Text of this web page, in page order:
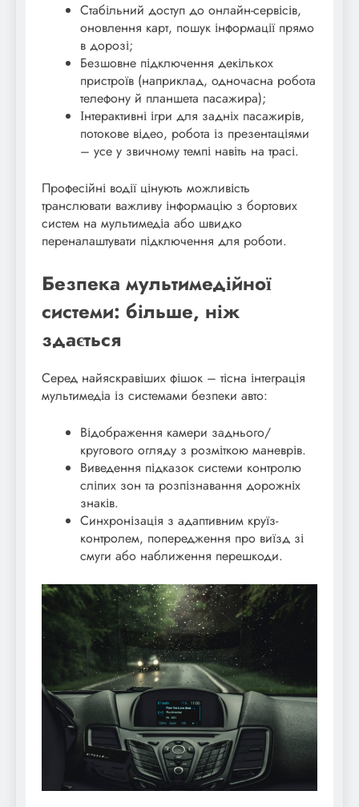
Стабільний доступ до онлайн-сервісів,
оновлення карт, пошук інформації прямо
в дорозі;
Безшовне підключення декількох
пристроїв (наприклад, одночасна робота
телефону й планшета пасажира);
Інтерактивні ігри для задніх пасажирів,
потокове відео, робота із презентаціями
– усе у звичному темпі навіть на трасі.
Професійні водії цінують можливість
транслювати важливу інформацію з бортових
систем на мультимедіа або швидко
переналаштувати підключення для роботи.
Безпека мультимедійної
системи: більше, ніж
здається
Серед найяскравіших фішок – тісна інтеграція
мультимедіа із системами безпеки авто:
Відображення камери заднього/
кругового огляду з розміткою маневрів.
Виведення підказок системи контролю
сліпих зон та розпізнавання дорожніх
знаків.
Синхронізація з адаптивним круїз-
контролем, попередження про виїзд зі
смуги або наближення перешкоди.